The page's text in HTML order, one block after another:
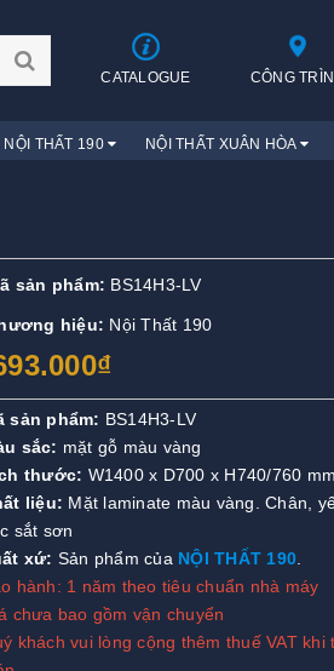
CATALOGUE CÔNG
NỘI THẤT 190 NỘI THẤT XUÂN HÒA
sản phẩm: BS14H3-LV
hiệu: Nội Thất 190
sản phẩm: BS14H3-LV
sắc: mặt gỗ màu vàng
thước: W1400 x D700 x H740/760 mm
liệu: Mặt laminate màu vàng. Chân,
sắt sơn
xứ: Sản phẩm của NỘI THẤT 190.
hành: 1 năm theo tiêu chuẩn nhà máy
chưa bao gồm vận chuyển
khách vui lòng cộng thêm thuế VAT khi